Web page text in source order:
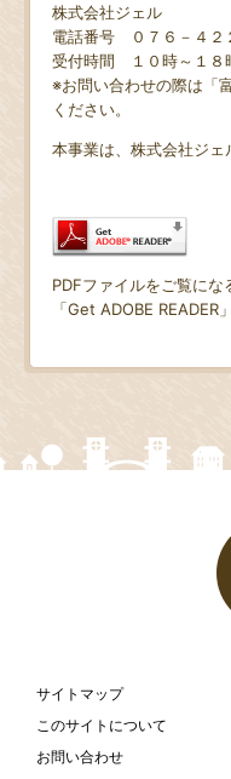
株式会社ジェル
電話番号 ０７６－４２
受付時間 １０時～１８
※お問い合わせの際は「
ください。
本事業は、株式会社ジェ
PDFファイルをご覧にな
「Get ADOBE READER
サイトマップ
このサイトについて
お問い合わせ